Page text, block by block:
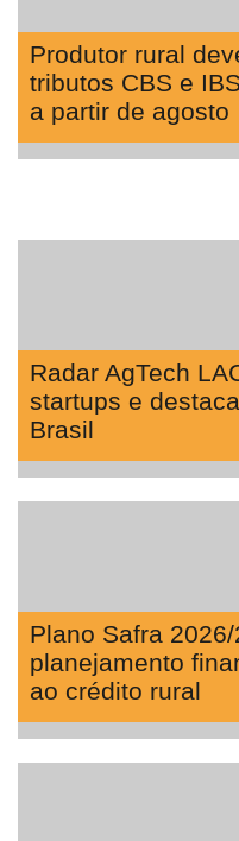
Produtor rural
tributos CBS e
a partir de agosto
Radar AgTech
startups e
Brasil
Plano Safra
planejamento
ao crédito rural